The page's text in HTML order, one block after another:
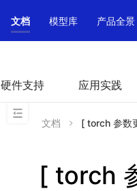
文档 模型库 产品全景
硬件支持 应用实践
文档 [ torch 参数
[ torch